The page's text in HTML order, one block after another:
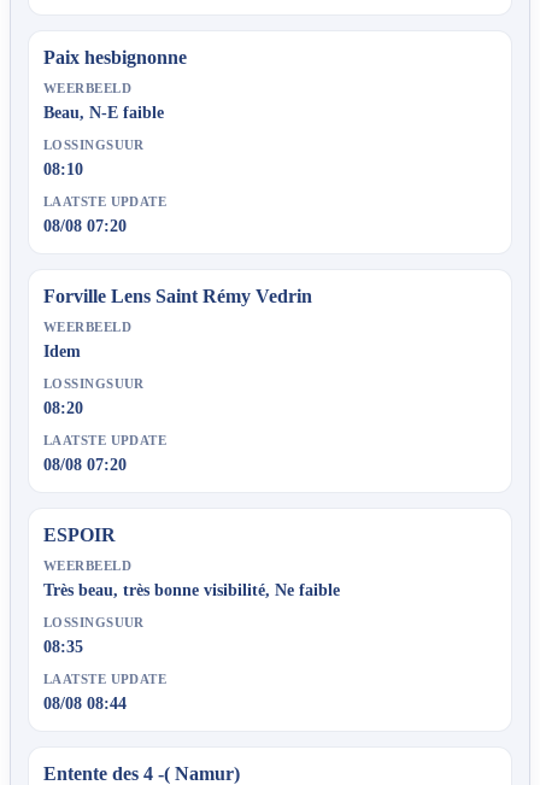
Paix hesbignonne
WEERBEELD
Beau, N-E faible
LOSSINGSUUR
08:10
LAATSTE UPDATE
08/08 07:20
Forville Lens Saint Rémy Vedrin
WEERBEELD
Idem
LOSSINGSUUR
08:20
LAATSTE UPDATE
08/08 07:20
ESPOIR
WEERBEELD
Très beau, très bonne visibilité, Ne faible
LOSSINGSUUR
08:35
LAATSTE UPDATE
08/08 08:44
Entente des 4 -( Namur)